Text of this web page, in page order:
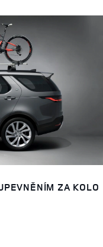
ZA KOLO